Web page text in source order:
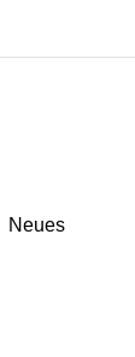
Neues